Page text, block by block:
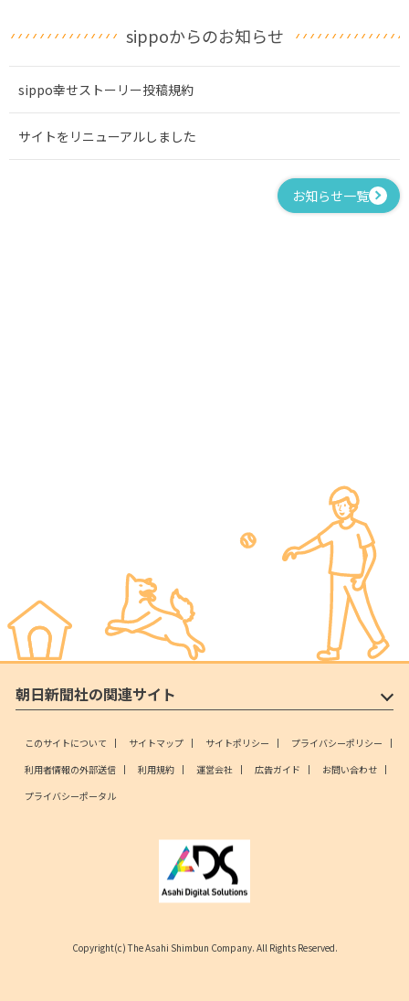
sippoからのお知らせ
sippo幸せストーリー投稿規約
サイトをリニューアルしました
お知らせ一覧
朝日新聞社の関連サイト
このサイトについて サイトマップ サイトポリシー
プライバシーポリシー
利用者情報の外部送信
利用規約 運営会社 広告ガイド
お問い合わせ
プライバシーポータル
Copyright(c) The Asahi Shimbun Company. All Rights Reserved.